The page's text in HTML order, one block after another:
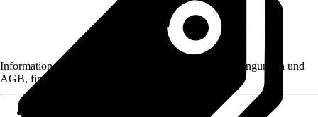
Informationen des Verkäufers, wie z. B. Rückgabebedingungen und
AGB, finden Sie bei Klick auf den Verkäufernamen.